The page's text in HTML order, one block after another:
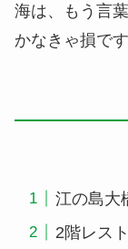
海は、もう言
かなきゃ損です
江の島大
2階レス